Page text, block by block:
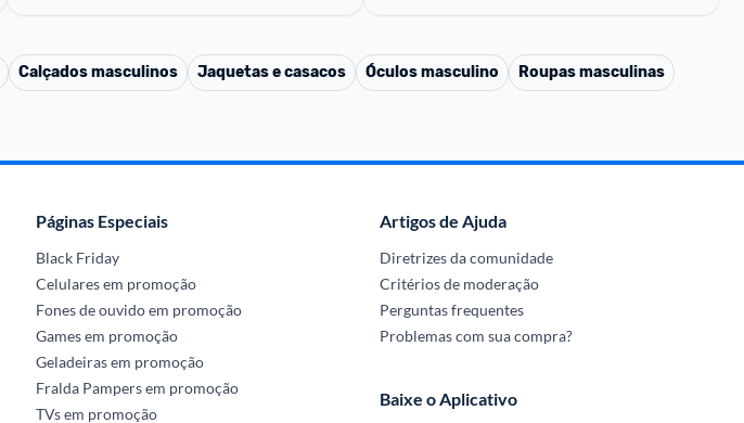
Calçados masculinos Jaquetas e casacos Óculos masculino Roupas masculinas
Páginas Especiais
Black Friday
Celulares em promoção
Fones de ouvido em promoção
Games em promoção
Geladeiras em promoção
Fralda Pampers em promoção
TVs em promoção
Artigos de Ajuda
Diretrizes da comunidade
Critérios de moderação
Perguntas frequentes
Problemas com sua compra?
Baixe o Aplicativo